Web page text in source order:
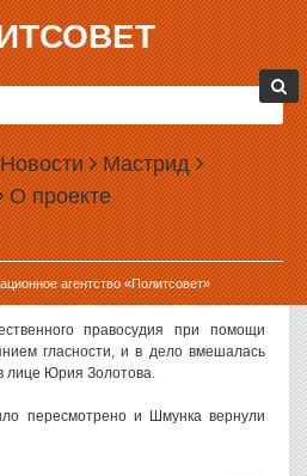
Мастрид
О проекте
агентство «Политсовет»
ГОРЕ-РЫБАКА
областного суда освободил
Шмунка из-под стражи.
от мирового судьи 3 месяца
поселении за незаконный вылов
800 граммов.
правосудия при помощи
гласности, и в дело вмешалась
лице Юрия Золотова.
пересмотрено и Шмунка вернули